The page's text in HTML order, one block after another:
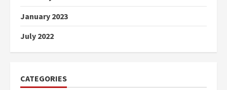
January 2023
July 2022
CATEGORIES